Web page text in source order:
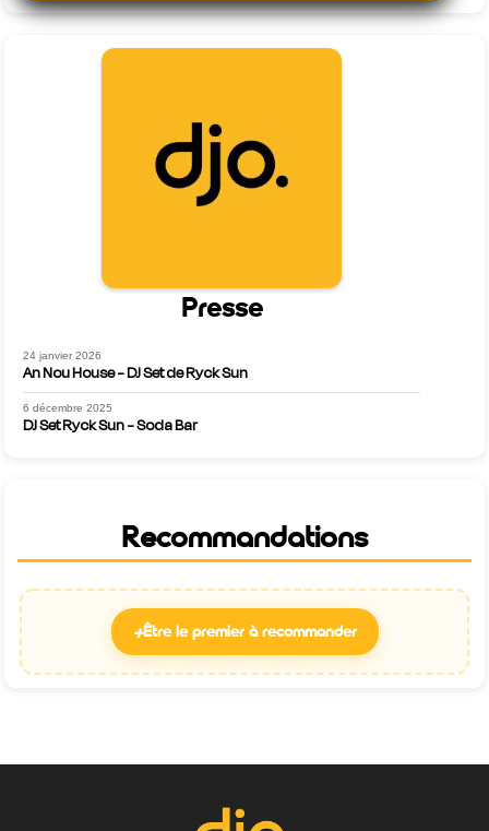
Presse
24 janvier 2026
An Nou House - DJ Set de Ryck Sun
6 décembre 2025
DJ Set Ryck Sun - Soda Bar
Recommandations
+Être le premier à recommander